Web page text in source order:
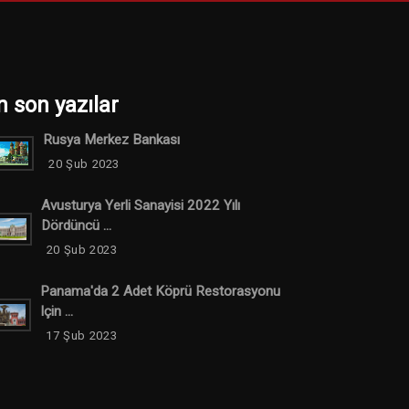
son yazılar
Rusya Merkez Bankası
20 Şub 2023
Avusturya Yerli Sanayisi 2022 Yılı
Dördüncü ...
20 Şub 2023
Panama'da 2 Adet Köprü Restorasyonu
Için ...
17 Şub 2023